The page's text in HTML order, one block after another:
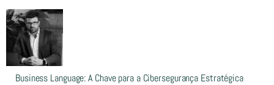
Business Language: A Chave para a Cibersegurança Estratégica